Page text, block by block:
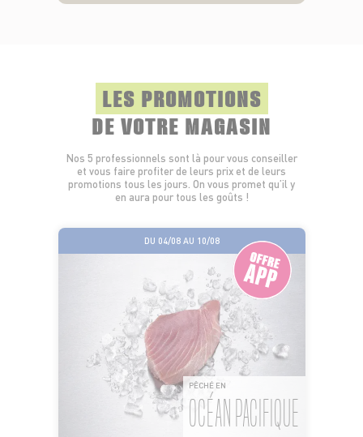
LES PROMOTIONS
DE VOTRE MAGASIN
Nos 5 professionnels sont là pour vous conseiller
et vous faire profiter de leurs prix et de leurs
promotions tous les jours. On vous promet qu’il y
en aura pour tous les goûts !
DU 04/08 AU 10/08
PÊCHÉ EN
OCÉAN PACIFIQUE